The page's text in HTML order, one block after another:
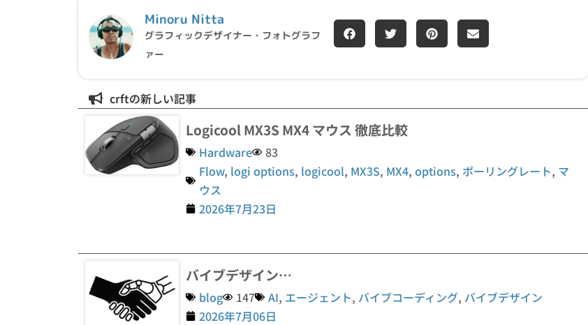
Minoru Nitta
グラフィックデザイナー・フォトグラフ
ァー
crftの新しい記事
Logicool MX3S MX4 マウス 徹底比較
Hardware
83
Flow, logi options, logicool, MX3S, MX4, options, ポーリングレート, マ
ウス
2026年7月23日
バイブデザイン…
blog 147 AI, エージェント, バイブコーディング, バイブデザイン
2026年7月06日